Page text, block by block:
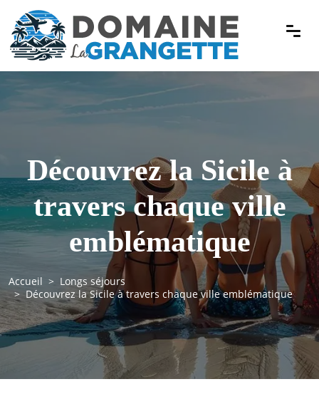
Découvrez la Sicile à
travers chaque ville
emblématique
Accueil
Longs séjours
Découvrez la Sicile à travers chaque ville emblématique